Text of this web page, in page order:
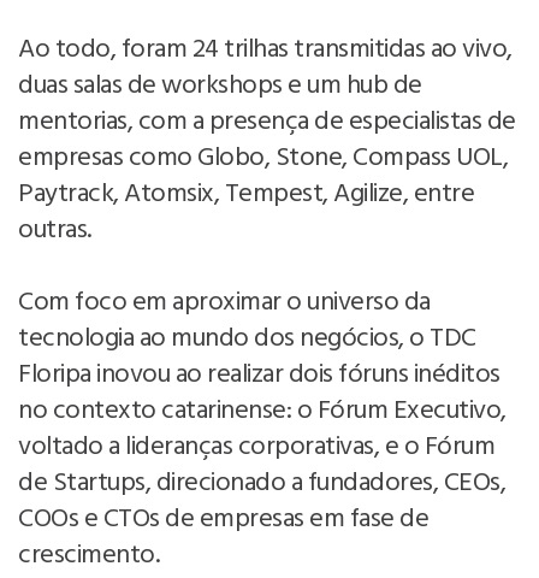
Ao todo, foram 24 trilhas transmitidas ao vivo,
duas salas de workshops e um hub de
mentorias, com a presença de especialistas de
empresas como Globo, Stone, Compass UOL,
Paytrack, Atomsix, Tempest, Agilize, entre
outras.
Com foco em aproximar o universo da
tecnologia ao mundo dos negócios, o TDC
Floripa inovou ao realizar dois fóruns inéditos
no contexto catarinense: o Fórum Executivo,
voltado a lideranças corporativas, e o Fórum
de Startups, direcionado a fundadores, CEOs,
COOs e CTOs de empresas em fase de
crescimento.